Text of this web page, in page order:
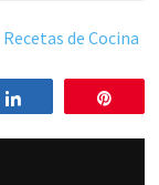
Recetas de Cocina
Compartir